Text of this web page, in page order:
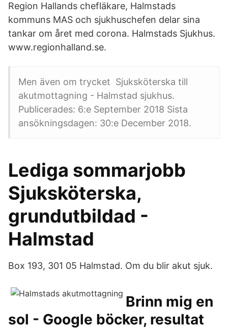
Region Hallands chefläkare, Halmstads
kommuns MAS och sjukhuschefen delar sina
tankar om året med corona. Halmstads Sjukhus.
www.regionhalland.se.
Men även om trycket Sjuksköterska till
akutmottagning - Halmstad sjukhus.
Publicerades: 6:e September 2018 Sista
ansökningsdagen: 30:e December 2018.
Lediga sommarjobb
Sjuksköterska,
grundutbildad -
Halmstad
Box 193, 301 05 Halmstad. Om du blir akut sjuk.
Brinn mig en
sol - Google böcker, resultat